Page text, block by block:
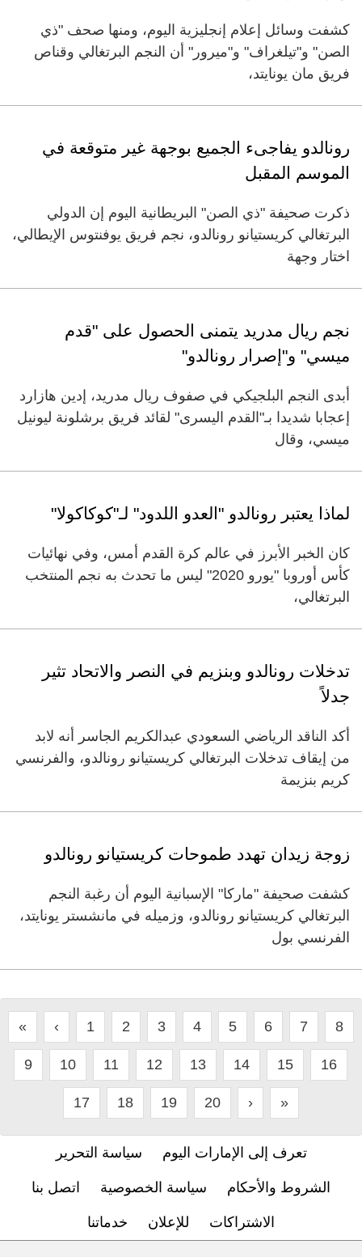
كشفت وسائل إعلام إنجليزية اليوم، ومنها صحف "ذي
الصن" و"تيلغراف" و"ميرور" أن النجم البرتغالي وقناص
فريق مان يونايتد،
رونالدو يفاجىء الجميع بوجهة غير متوقعة في
الموسم المقبل
ذكرت صحيفة "ذي الصن" البريطانية اليوم إن الدولي
البرتغالي كريستيانو رونالدو، نجم فريق يوفنتوس الإيطالي،
اختار وجهة
نجم ريال مدريد يتمنى الحصول على "قدم
ميسي" و"إصرار رونالدو"
أبدى النجم البلجيكي في صفوف ريال مدريد، إدين هازارد
إعجابا شديدا بـ"القدم اليسرى" لقائد فريق برشلونة ليونيل
ميسي، وقال
لماذا يعتبر رونالدو "العدو اللدود" لـ"كوكاكولا"
كان الخبر الأبرز في عالم كرة القدم أمس، وفي نهائيات
كأس أوروبا "يورو 2020" ليس ما تحدث به نجم المنتخب
البرتغالي،
تدخلات رونالدو وبنزيم في النصر والاتحاد تثير
جدلاً
أكد الناقد الرياضي السعودي عبدالكريم الجاسر أنه لابد
من إيقاف تدخلات البرتغالي كريستيانو رونالدو، والفرنسي
كريم بنزيمة
زوجة زيدان تهدد طموحات كريستيانو رونالدو
كشفت صحيفة "ماركا" الإسبانية اليوم أن رغبة النجم
البرتغالي كريستيانو رونالدو، وزميله في مانشستر يونايتد،
الفرنسي بول
« ‹ 1 2 3 4 5 6 7 8
9 10 11 12 13 14 15 16
17 18 19 20 › »
تعرف إلى الإمارات اليوم سياسة التحرير
الشروط والأحكام سياسة الخصوصية اتصل بنا
الاشتراكات للإعلان خدماتنا